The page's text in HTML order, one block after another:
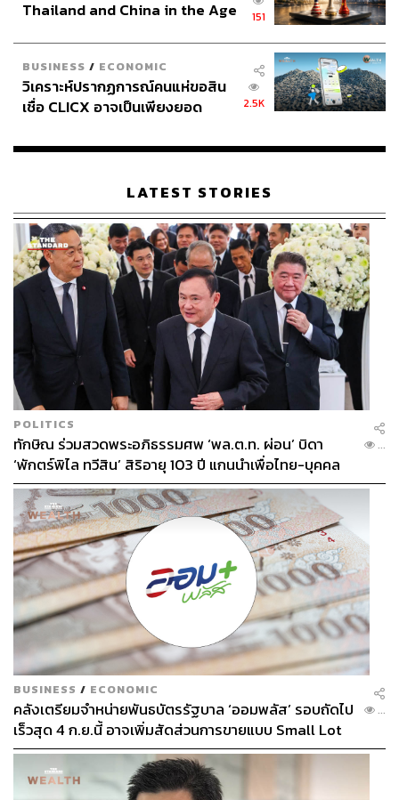
Thailand and China in the Age
151
BUSINESS / ECONOMIC
วิเคราะห์ปรากฏการณ์คนแห่ขอสิน
เชื่อ CLICX อาจเป็นเพียงยอด
เรือนไทยที่ถูกซุกไว้
2.5K
LATEST STORIES
POLITICS
ทักษิณ ร่วมสวดพระอภิธรรมศพ ‘พล.ต.ท. ผ่อน’ บิดา
‘พักตร์พิไล ทวีสิน’ สิริอายุ 103 ปี แกนนำเพื่อไทย-บุคคล
หลากวงการร่วมอาลัย
...
BUSINESS / ECONOMIC
คลังเตรียมจำหน่ายพันธบัตรรัฐบาล ‘ออมพลัส’ รอบถัดไป
เร็วสุด 4 ก.ย.นี้ อาจเพิ่มสัดส่วนการขายแบบ Small Lot
First มากขึ้น
...